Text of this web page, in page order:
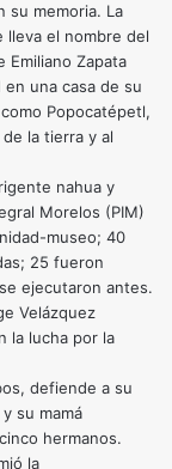
su memoria. La
lleva el nombre del
Emiliano Zapata
una casa de su
Popocatépetl,
la tierra y al
nahua y
Morelos (PIM)
museo; 40
25 fueron
ejecutaron antes.
Velázquez
la lucha por la
defiende a su
su mamá
hermanos.
la